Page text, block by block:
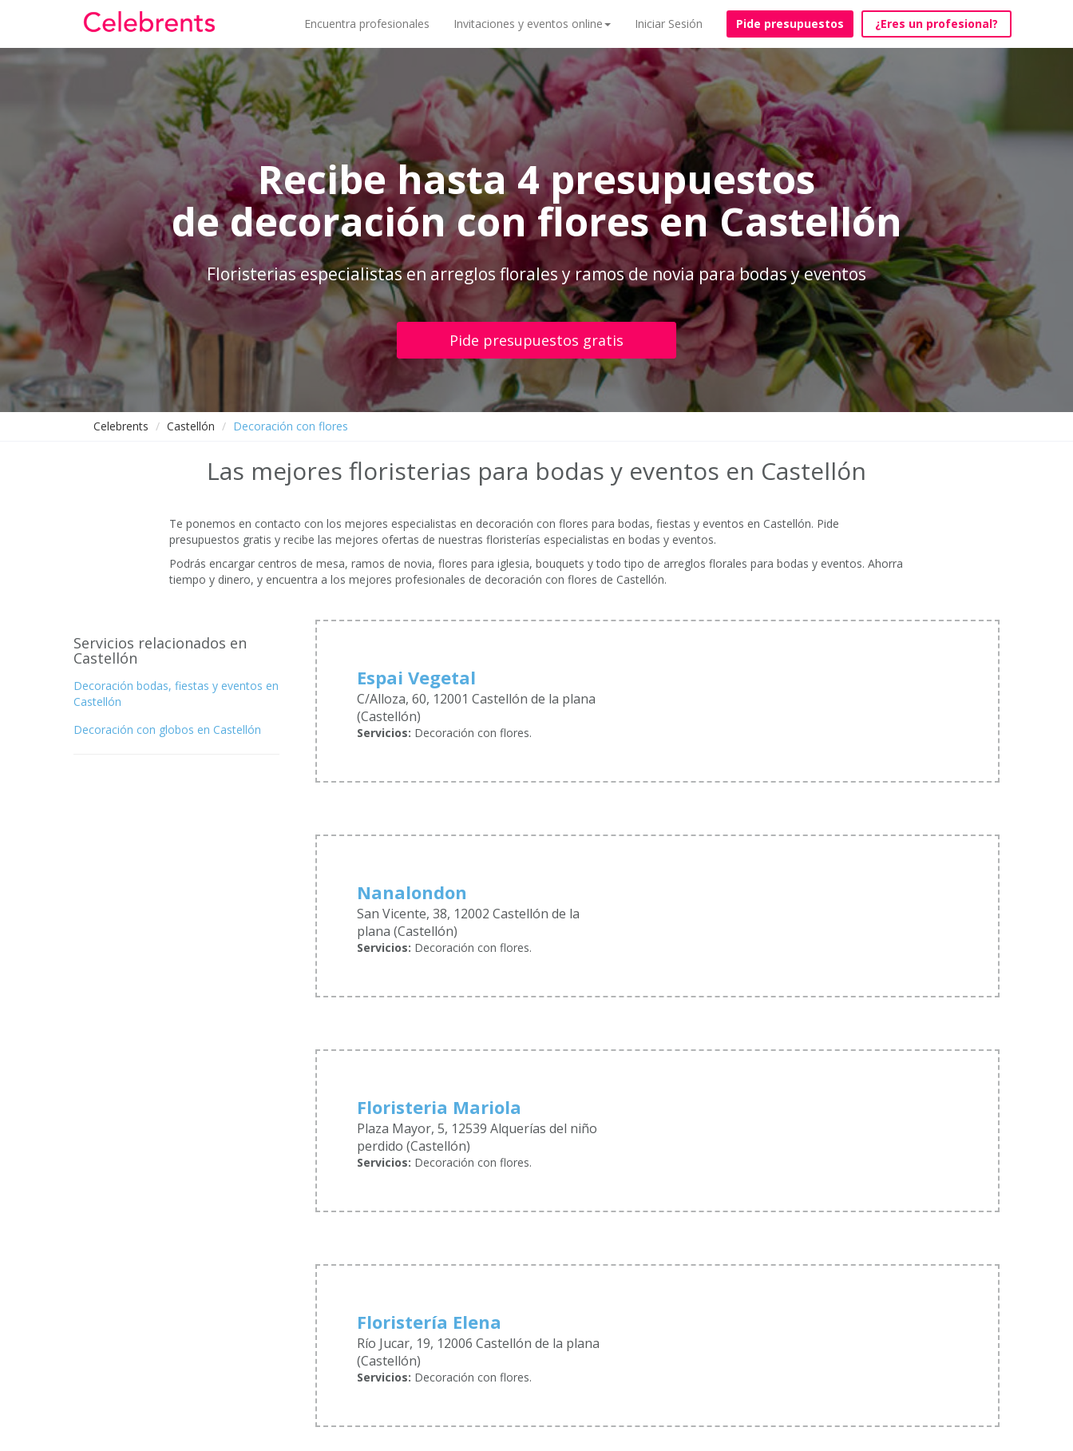
Encuentra profesionales Invitaciones y eventos online Iniciar Sesión Pide presupuestos ¿Eres un profesional?
Recibe hasta 4 presupuestos
de decoración con flores en Castellón
Floristerias especialistas en arreglos florales y ramos de novia para bodas y eventos
Pide presupuestos gratis
Celebrents Castellón Decoración con flores
Las mejores floristerias para bodas y eventos en Castellón
Te ponemos en contacto con los mejores especialistas en decoración con flores para bodas, fiestas y eventos en Castellón. Pide
presupuestos gratis y recibe las mejores ofertas de nuestras floristerías especialistas en bodas y eventos.
Podrás encargar centros de mesa, ramos de novia, flores para iglesia, bouquets y todo tipo de arreglos florales para bodas y eventos. Ahorra
tiempo y dinero, y encuentra a los mejores profesionales de decoración con flores de Castellón.
Servicios relacionados en
Castellón
Decoración bodas, fiestas y eventos en
Castellón
Decoración con globos en Castellón
Espai Vegetal
C/Alloza, 60, 12001 Castellón de la plana
(Castellón)
Servicios: Decoración con flores.
Nanalondon
San Vicente, 38, 12002 Castellón de la
plana (Castellón)
Servicios: Decoración con flores.
Floristeria Mariola
Plaza Mayor, 5, 12539 Alquerías del niño
perdido (Castellón)
Servicios: Decoración con flores.
Floristería Elena
Río Jucar, 19, 12006 Castellón de la plana
(Castellón)
Servicios: Decoración con flores.